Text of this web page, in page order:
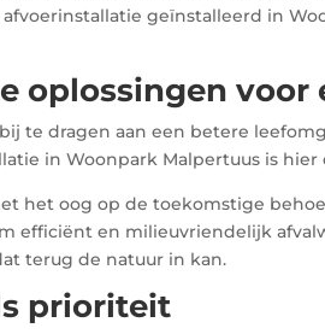
geïnstalleerd in
oplossingen
te dragen aan een betere
in Woonpark Malpertuus is
het oog op de toekomstige
efficiënt en milieuvriendelijk
terug de natuur in kan.
prioriteit